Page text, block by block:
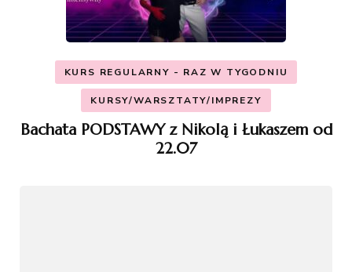
KURS REGULARNY - RAZ W TYGODNIU
KURSY/WARSZTATY/IMPREZY
Bachata PODSTAWY z Nikolą i Łukaszem od
22.07